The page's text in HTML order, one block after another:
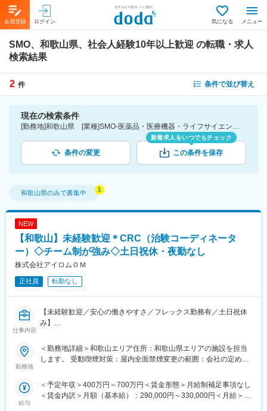
会員登録 ログイン 気になる メニュー
SMO、和歌山県、社会人経験10年以上歓迎 の転職・求人
検索結果
2 件 条件で並び替え
現在の検索条件
[勤務地]和歌山県 [業種]SMO-医薬品・医療機器・ライフサイエンス・医療系サービス [詳細条件](募集・採用情報)社会人経験10年以上歓迎
条件の変更
新着求人をいつでもチェック
この条件を保存
和歌山県のみで募集中
NEW
【和歌山】未経験歓迎＊CRC（治験コーディネータ
ー）◇チーム制が強み◇土日祝休・夜勤なし
株式会社アイロムＯＭ
正社員 転勤なし
仕事内容
【未経験歓迎／安心の働きやすさ／フレックス勤務有／土日祝休
み】
■業務詳細／治験コーディネーター（CRCって何？）
新しい薬や治療法が安全で効果的かどうかを確かめるための臨床
＜具体的に＞
患者さんが治験に参加する手続きを助けたり、治験中のデータを
勤務地
＜勤務地詳細＞和歌山エリア住所：和歌山県エリアの施設を担当
します。 受動喫煙対策：屋内全面禁煙変更の範囲：会社の定める
給与
＜予定年収＞400万円～700万円＜賃金形態＞月給制補足事項なし
＜賃金内訳＞月額（基本給）：290,000円～330,000円＜月給＞